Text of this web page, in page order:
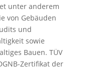
unter anderem
von Gebäuden
und
sowie
Bauen. TÜV
Zertifikat der